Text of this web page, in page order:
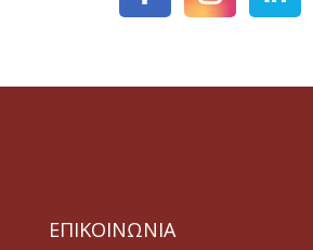
ΕΠΙΚΟΙΝΩΝΙΑ